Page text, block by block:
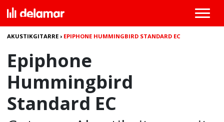
AKUSTIKGITARRE › EPIPHONE HUMMINGBIRD STANDARD EC
Epiphone
Hummingbird
Standard EC